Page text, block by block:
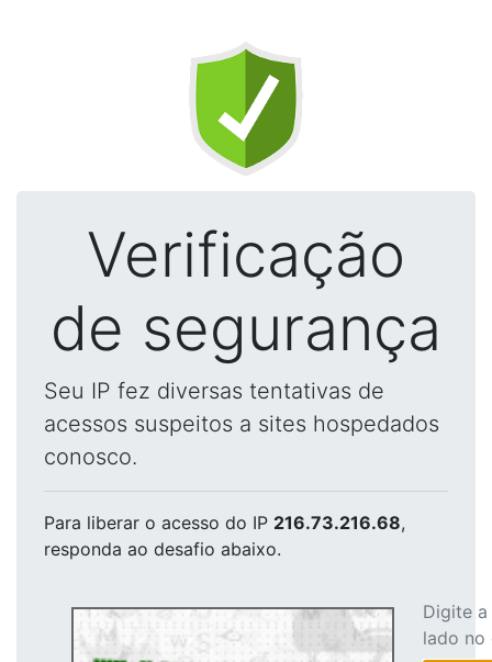
Verificação
de segurança
Seu IP fez diversas tentativas de
acessos suspeitos a sites hospedados
conosco.
Para liberar o acesso do IP 216.73.216.68,
responda ao desafio abaixo.
Digite
lado no